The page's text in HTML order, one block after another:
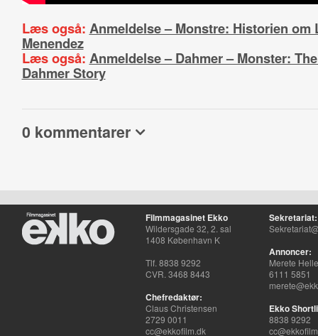
Læs også: Anmeldelse – Monstre: Historien om
Menendez
Læs også: Anmeldelse – Dahmer – Monster:
Dahmer Story
0 kommentarer
Filmmagasinet Ekko
Wildersgade 32, 2. sal
1408 København K
Tlf. 8838 9292
CVR. 3468 8443
Chefredaktør:
Claus Christensen
2729 0011
cc@ekkofilm.dk
Sekretariat:
Annoncer:
Merete
6111 5851
Ekko
8838 9292